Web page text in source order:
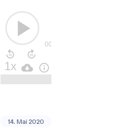
14. Mai 2020